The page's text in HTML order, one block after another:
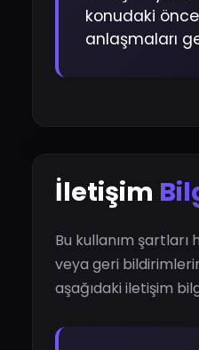
konudaki
anlaşmaları
İletişim
Bu kullanım şartları
veya geri
aşağıdaki iletişim